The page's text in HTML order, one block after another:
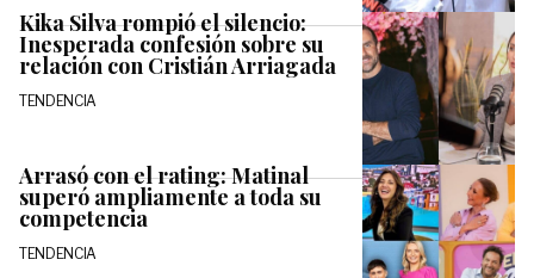
Kika Silva rompió el silencio:
Inesperada confesión sobre su
relación con Cristián Arriagada
TENDENCIA
Arrasó con el rating: Matinal
superó ampliamente a toda su
competencia
TENDENCIA